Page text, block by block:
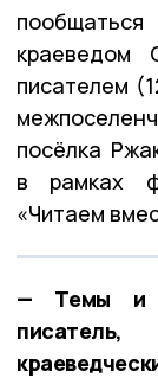
краеведом
писателем
посёлка
в рамках
«Читаем
— Темы и